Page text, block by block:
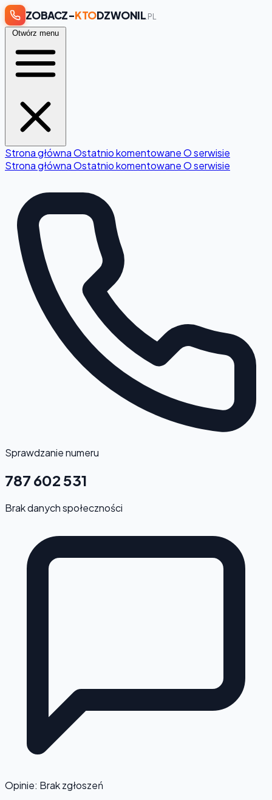
ZOBACZ-KTODZWONIL .PL
Otwórz menu
Strona głównaOstatnio komentowaneO serwisie
Strona głównaOstatnio komentowaneO serwisie
Sprawdzanie numeru
787 602 531
Brak danych społeczności
Opinie: Brak zgłoszeń